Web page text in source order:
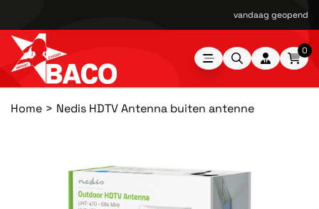
vandaag geopend
0
Home Nedis HDTV Antenna buiten antenne